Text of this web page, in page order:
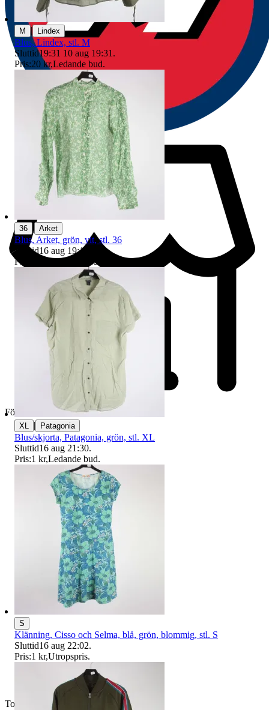
Företag
Toppsäljare
M | Lindex
Blus, Lindex, stl. M
Sluttid19:31 10 aug 19:31 .
Pris:20 kr,Ledande bud.
36 Arket
Blus, Arket, grön, vit, stl. 36
Sluttid16 aug 19:15
Pris:
Ledande bud
XL | Patagonia
Blus/skjorta, Patagonia, grön, stl. XL
Sluttid16 aug 21:30.
Pris:1 kr,Ledande bud.
S
Klänning, Cisso och Selma, blå, grön, blommig, stl. S
Sluttid16 aug 22:02.
Pris:1 kr,Utropspris.